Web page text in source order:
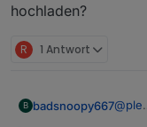
hochladen?
R 1 Antwort
B badsnoopy667@ple